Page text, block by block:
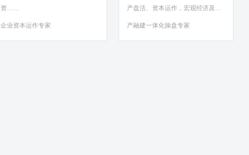
资……
企业资本运作专家
产盘活、资本运作，宏观经济及政
策解读，特色党课+红色管理
产融建一体化操盘专家